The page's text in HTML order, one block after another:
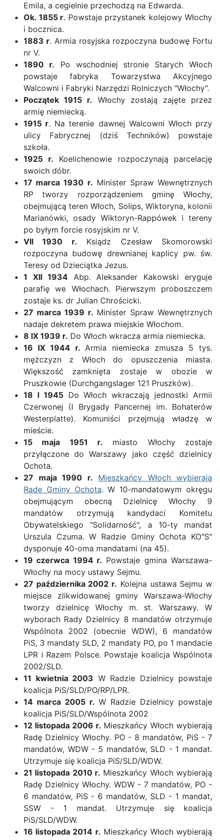
Emila, a cegielnie przechodzą na Edwarda.
Ok. 1855 r. Powstaje przystanek kolejowy Włochy
i bocznica.
1883 r. Armia rosyjska rozpoczyna budowę Fortu
nr V.
1890 r. Po wschodniej stronie Starych Włoch
powstaje fabryka Towarzystwa Akcyjnego
Walcowni i Fabryki Narzędzi Rolniczych "Włochy".
Początek 1915 r. Włochy zostają zajęte przez
armię niemiecką.
1915 r. Na terenie dawnej Walcowni Włoch przy
ulicy Fabrycznej (dziś Techników) powstaje
szkoła.
1925 r. Koelichenowie rozpoczynają parcelację
swoich dóbr.
17 marca 1930 r. Minister Spraw Wewnętrznych
RP tworzy rozporządzeniem gminę Włochy,
obejmującą teren Włoch, Solips, Wiktoryna, kolonii
Marianówki, osady Wiktoryn-Rappówek i tereny
po byłym forcie rosyjskim nr V.
VII 1930 r. Ksiądz Czesław Skomorowski
rozpoczyna budowę drewnianej kaplicy pw. św.
Teresy od Dzieciątka Jezus.
1 XII 1934Abp. Aleksander Kakowski eryguje
parafię we Włochach. Pierwszym proboszczem
zostaje ks. dr Julian Chrościcki.
27 marca 1939 r. Minister Spraw Wewnętrznych
nadaje dekretem prawa miejskie Włochom.
8 IX 1939 r. Do Włoch wkracza armia niemiecka.
16 IX 1944 r. Armia niemiecka zmusza 5 tys.
mężczyzn z Włoch do opuszczenia miasta.
Większość zamknięta zostaje w obozie w
Pruszkowie (Durchgangslager 121 Pruszków).
18 I 1945Do Włoch wkraczają jednostki Armii
Czerwonej (I Brygady Pancernej im. Bohaterów
Westerplatte). Komuniści przejmują władzę w
mieście.
15 maja 1951 r. miasto Włochy zostaje
przyłączone do Warszawy jako część dzielnicy
Ochota.
27 maja 1990 r.
Mieszkańcy Włoch wybierają
Radę Gminy Ochota. W 10-mandatowym okręgu
obejmującym obecną Dzielnicę Włochy 9
mandatów otrzymują kandydaci Komitetu
Obywatelskiego "Solidarność", a 10-ty mandat
Urszula Czuma. W Radzie Gminy Ochota KO"S"
dysponuje 40-oma mandatami (na 45).
19 czerwca 1994 r. Powstaje gmina Warszawa-
Włochy na mocy ustawy Sejmu.
27 października 2002 r. Kolejna ustawa Sejmu w
miejsce zlikwidowanej gminy Warszawa-Włochy
tworzy dzielnicę Włochy m. st. Warszawy. W
wyborach Rady Dzielnicy 8 mandatów otrzymuje
Wspólnota 2002 (obecnie WDW), 6 mandatów
PiS, 3 mandaty SLD, 2 mandaty PO, po 1 mandacie
LPR i Razem Polsce. Powstaje koalicja Wspólnota
2002/SLD.
11 kwietnia 2003 W Radzie Dzielnicy powstaje
koalicja PiS/SLD/PO/RP/LPR.
14 marca 2005 r. W Radzie Dzielnicy powstaje
koalicja PiS/SLD/Wspólnota 2002
12 listopada 2006 r. Mieszkańcy Włoch wybierają
Radę Dzielnicy Włochy. PO - 8 mandatów, PiS - 7
mandatów, WDW - 5 mandatów, SLD - 1 mandat.
Utrzymuje się koalicja PiS/SLD/WDW.
21 listopada 2010 r. Mieszkańcy Włoch wybierają
Radę Dzielnicy Włochy. WDW - 7 mandatów, PO -
6 mandatów, PiS - 6 mandatów, SLD - 1 mandat,
SSW - 1 mandat. Utrzymuje się koalicja
PiS/SLD/WDW.
16 listopada 2014 r. Mieszkańcy Włoch wybierają